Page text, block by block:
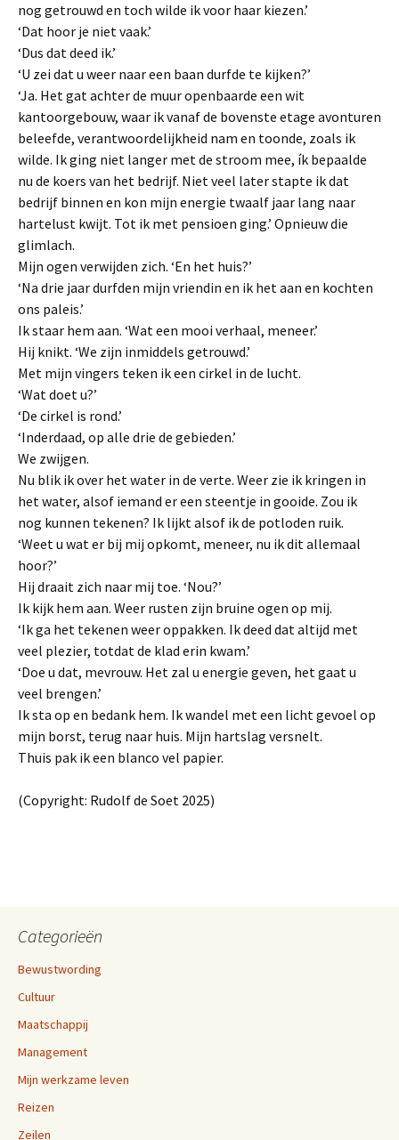
nog getrouwd en toch wilde ik voor haar kiezen.’
‘Dat hoor je niet vaak.’
‘Dus dat deed ik.’
‘U zei dat u weer naar een baan durfde te kijken?’
‘Ja. Het gat achter de muur openbaarde een wit
kantoorgebouw, waar ik vanaf de bovenste etage avonturen
beleefde, verantwoordelijkheid nam en toonde, zoals ik
wilde. Ik ging niet langer met de stroom mee, ík bepaalde
nu de koers van het bedrijf. Niet veel later stapte ik dat
bedrijf binnen en kon mijn energie twaalf jaar lang naar
hartelust kwijt. Tot ik met pensioen ging.’ Opnieuw die
glimlach.
Mijn ogen verwijden zich. ‘En het huis?’
‘Na drie jaar durfden mijn vriendin en ik het aan en kochten
ons paleis.’
Ik staar hem aan. ‘Wat een mooi verhaal, meneer.’
Hij knikt. ‘We zijn inmiddels getrouwd.’
Met mijn vingers teken ik een cirkel in de lucht.
‘Wat doet u?’
‘De cirkel is rond.’
‘Inderdaad, op alle drie de gebieden.’
We zwijgen.
Nu blik ik over het water in de verte. Weer zie ik kringen in
het water, alsof iemand er een steentje in gooide. Zou ik
nog kunnen tekenen? Ik lijkt alsof ik de potloden ruik.
‘Weet u wat er bij mij opkomt, meneer, nu ik dit allemaal
hoor?’
Hij draait zich naar mij toe. ‘Nou?’
Ik kijk hem aan. Weer rusten zijn bruine ogen op mij.
‘Ik ga het tekenen weer oppakken. Ik deed dat altijd met
veel plezier, totdat de klad erin kwam.’
‘Doe u dat, mevrouw. Het zal u energie geven, het gaat u
veel brengen.’
Ik sta op en bedank hem. Ik wandel met een licht gevoel op
mijn borst, terug naar huis. Mijn hartslag versnelt.
Thuis pak ik een blanco vel papier.
(Copyright: Rudolf de Soet 2025)
Categorieën
Bewustwording
Cultuur
Maatschappij
Management
Mijn werkzame leven
Reizen
Zeilen